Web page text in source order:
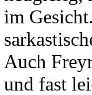
im
Auch
und fast